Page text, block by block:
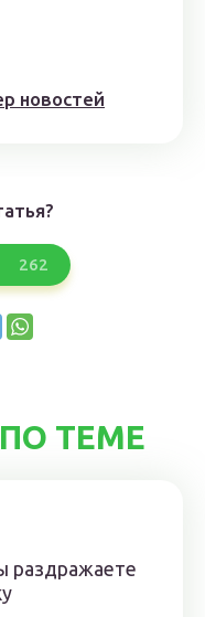
новостей
262
ТЕМЕ
раздражаете